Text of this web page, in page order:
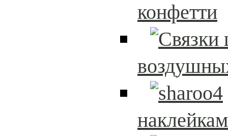
конфетти